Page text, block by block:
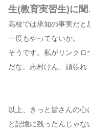
生(教育実習生)に
高校では承知の事実だと
一度もやってないか。
そうです。私がリンク
だな。志村けん、頑張れ
以上、きっと皆さんの心
と記憶に残ったんじゃ